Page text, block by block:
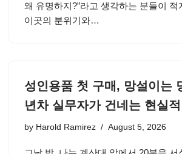
왜 유명하지?”라고 생각하는 분들이 적
이곳의 분위기와…
성인용품 첫 구매, 망설이는
년차 실무자가 건네는 현실
by Harold Ramirez August 5, 2026